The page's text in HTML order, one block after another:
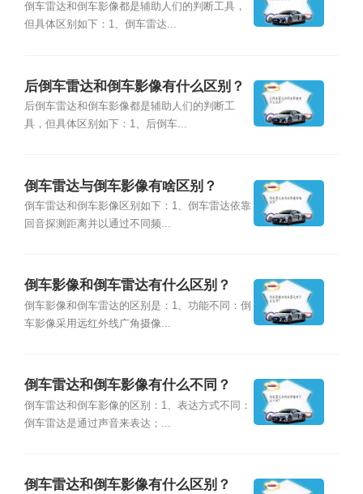
倒车雷达和倒车影像都是辅助人们的判断工具，
但具体区别如下：1、倒车雷达...
后倒车雷达和倒车影像有什么区别？
后倒车雷达和倒车影像都是辅助人们的判断工
具，但具体区别如下：1、后倒车...
倒车雷达与倒车影像有啥区别？
倒车雷达和倒车影像区别如下：1、倒车雷达依靠
回音探测距离并以通过不同频...
倒车影像和倒车雷达有什么区别？
倒车影像和倒车雷达的区别是：1、功能不同：倒
车影像采用远红外线广角摄像...
倒车雷达和倒车影像有什么不同？
倒车雷达和倒车影像的区别：1、表达方式不同：
倒车雷达是通过声音来表达；...
倒车雷达和倒车影像有什么区别？